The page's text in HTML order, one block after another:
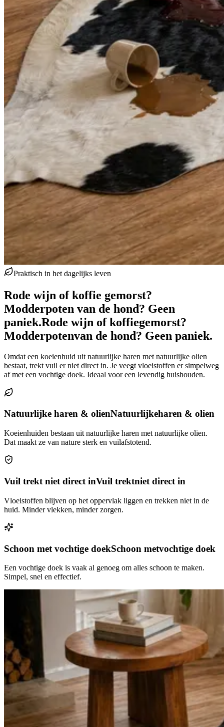
Praktisch in het dagelijks leven
Rode wijn of koffie gemorst?
Modderpoten van de hond? Geen
paniek.Rode wijn of koffiegemorst?
Modderpotenvan de hond? Geen paniek.
Omdat een koeienhuid uit natuurlijke haren met natuurlijke olien
bestaat, trekt vuil er niet direct in. Je veegt vloeistoffen er simpelweg
af met een vochtige doek. Ideaal voor een levendig huishouden.
Natuurlijke haren & olienNatuurlijkeharen & olien
Koeienhuiden bestaan uit natuurlijke haren met natuurlijke olien.
Dat maakt ze van nature sterk en vuilafstotend.
Vuil trekt niet direct inVuil trektniet direct in
Vloeistoffen blijven op het oppervlak liggen en trekken niet in de
huid. Minder vlekken, minder zorgen.
Schoon met vochtige doekSchoon metvochtige doek
Een vochtige doek is vaak al genoeg om alles schoon te maken.
Simpel, snel en effectief.